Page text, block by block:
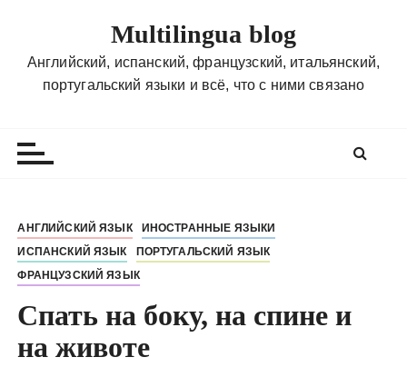
Multilingua blog
Английский, испанский, французский, итальянский,
португальский языки и всё, что с ними связано
АНГЛИЙСКИЙ ЯЗЫК
ИНОСТРАННЫЕ ЯЗЫКИ
ИСПАНСКИЙ ЯЗЫК
ПОРТУГАЛЬСКИЙ ЯЗЫК
ФРАНЦУЗСКИЙ ЯЗЫК
Спать на боку, на спине и
на животе